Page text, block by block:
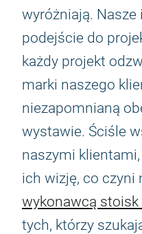
wyróżniają.
podejście do
każdy projekt
marki naszego
niezapomnianą
wystawie. Ściśle
naszymi
ich wizję, co czyni
wykonawcą
tych, którzy